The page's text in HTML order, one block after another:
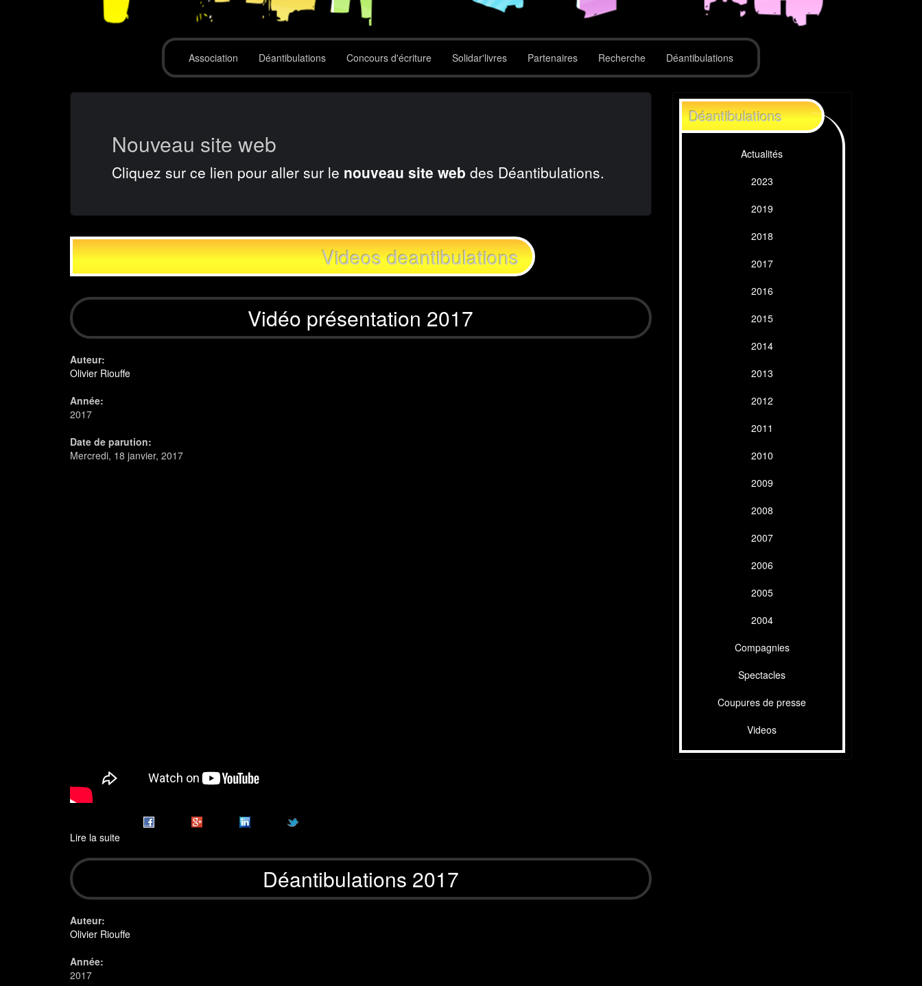
Association Déantibulations Concours d'écriture Solidar'livres Partenaires Recherche Déantibulations
Nouveau site web
Cliquez sur ce lien pour aller sur le nouveau site web des Déantibulations.
Videos deantibulations
Vidéo présentation 2017
Auteur:
Olivier Riouffe
Année:
2017
Date de parution:
Mercredi, 18 janvier, 2017
Lire la suite
présentation
Déantibulations 2017
Auteur:
Olivier Riouffe
Année:
2017
Déantibulations
Actualités
2023
2019
2018
2017
2016
2015
2014
2013
2012
2011
2010
2009
2008
2007
2006
2005
2004
Compagnies
Spectacles
Coupures de presse
Videos